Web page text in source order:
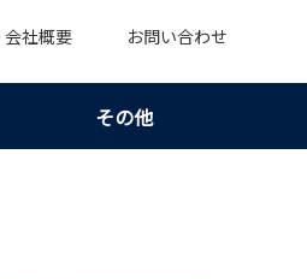
会社概要 お問い合わせ
その他